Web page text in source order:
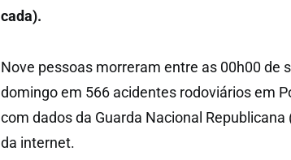
cada).
Nove pessoas morreram entre as 00h00 de
domingo em 566 acidentes rodoviários em
com dados da Guarda Nacional
da internet.